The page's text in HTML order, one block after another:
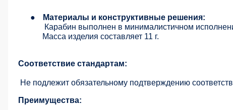
●
Материалы и конструктивные решения:
Карабин выполнен в минималистичном
Масса изделия составляет 11 г.
Соответствие стандартам:
Не подлежит обязательному подтверждению
Преимущества: